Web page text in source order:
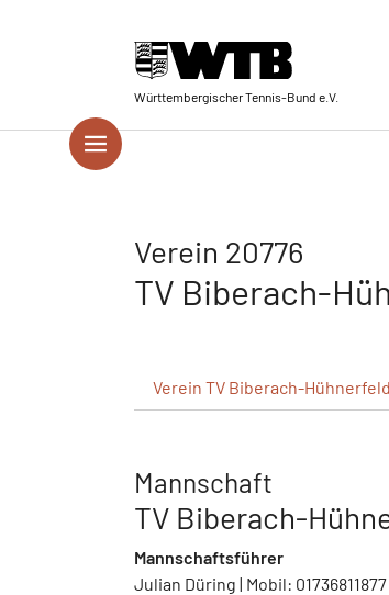
Württembergischer Tennis-Bund e.V.
Verein 20776
TV Biberach-
Verein TV Biberach-Hühnerfeld
Mannschaft
TV Biberach-
Mannschaftsführer
Julian Düring | Mobil: 01736811877